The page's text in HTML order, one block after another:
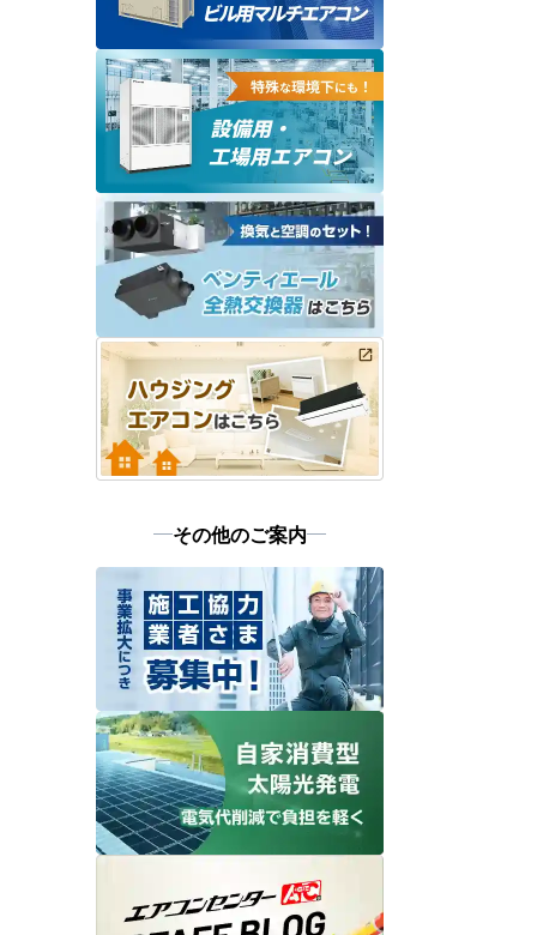
その他のご案内